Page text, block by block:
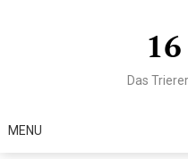
Das
MENU